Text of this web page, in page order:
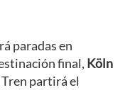
paradas en
final, Köln
Tren partirá el